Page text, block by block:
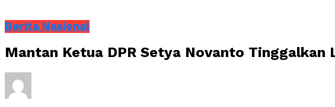
Berita Nasional
Mantan Ketua DPR Setya Novanto